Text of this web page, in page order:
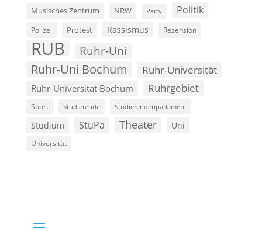
Musisches Zentrum NRW Party Politik
Polizei Protest Rassismus Rezension
RUB Ruhr-Uni
Ruhr-Uni Bochum Ruhr-Universität
Ruhr-Universität Bochum Ruhrgebiet
Sport Studierende Studierendenparlament
Studium StuPa Theater Uni
Universität